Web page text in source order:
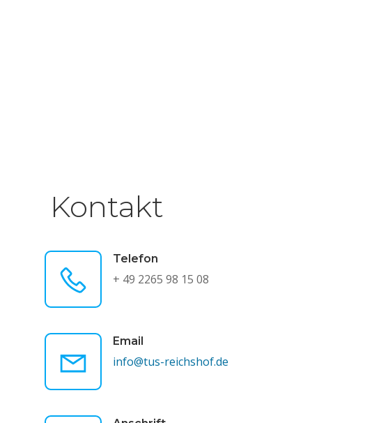
Kontakt
Telefon
+ 49 2265 98 15 08
Email
info@tus-reichshof.de